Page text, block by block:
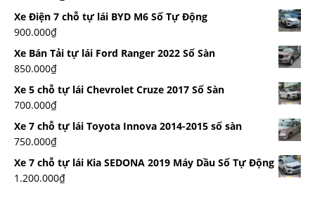
Xe Điện 7 chỗ tự lái BYD M6 Số Tự Động
900.000₫
Xe Bán Tải tự lái Ford Ranger 2022 Số Sàn
850.000₫
Xe 5 chỗ tự lái Chevrolet Cruze 2017 Số Sàn
700.000₫
Xe 7 chỗ tự lái Toyota Innova 2014-2015 số sàn
750.000₫
Xe 7 chỗ tự lái Kia SEDONA 2019 Máy Dầu Số Tự Động
1.200.000₫